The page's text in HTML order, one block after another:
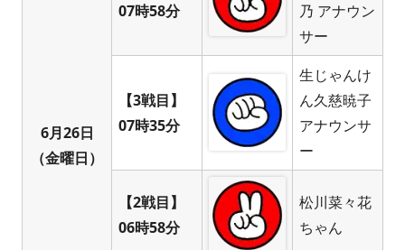
6月26日
（金曜日）
07時58分
乃 アナウン
サー
【3戦目】
07時35分
生じゃんけ
ん久慈暁子
アナウンサ
ー
【2戦目】
06時58分
松川菜々花
ちゃん